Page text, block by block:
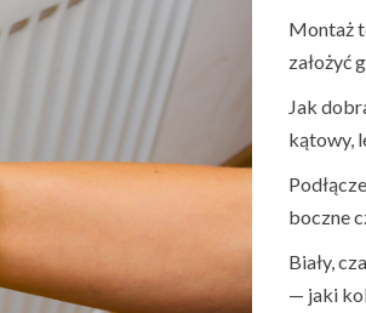
Montaż
założyć
Jak
kątowy,
boczne
Biały,
— jaki